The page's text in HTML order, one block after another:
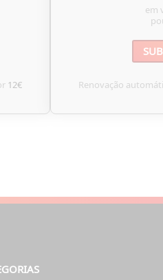
12€
em
Renovação